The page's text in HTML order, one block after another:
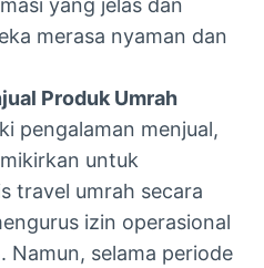
yang jelas dan
merasa nyaman dan
Produk Umrah
pengalaman menjual,
untuk
travel umrah secara
izin operasional
Namun, selama periode